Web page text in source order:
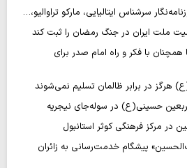
سرشناس ایتالیایی، مارکو تراوالیو،…
ملت ایران در جنگ رمضان را ثبت کند
با فکر و راه امام صدر برای
هرگز در برابر ظالمان تسلیم نمی‌شوند
حسینی(ع) در سوله‌جای نیجریه
در مرکز فرهنگی کوثر استانبول
پیشگام خدمت‌رسانی به زائران